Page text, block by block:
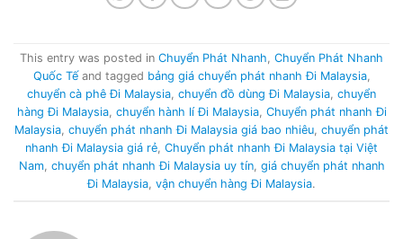
This entry was posted in Chuyển Phát Nhanh, Chuyển Phát Nhanh
Quốc Tếand tagged bảng giá chuyển phát nhanh Đi Malaysia,
chuyển cà phê Đi Malaysia, chuyển đồ dùng Đi Malaysia, chuyển
hàng Đi Malaysia, chuyển hành lí Đi Malaysia, Chuyển phát nhanh Đi
Malaysia, chuyển phát nhanh Đi Malaysia giá bao nhiêu, chuyển phát
nhanh Đi Malaysia giá rẻ, Chuyển phát nhanh Đi Malaysia tại Việt
Nam, chuyển phát nhanh Đi Malaysia uy tín, giá chuyển phát nhanh
Đi Malaysia, vận chuyển hàng Đi Malaysia.